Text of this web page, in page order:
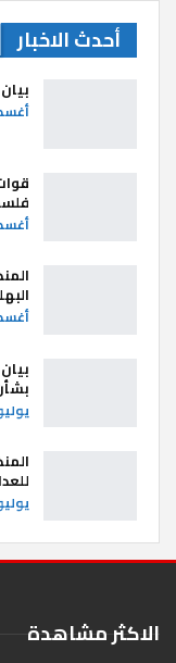
أحدث الاخبار
أغسطس
أغسطس
أغسطس
يوليو 28,
يوليو 28,
الاكثر مشاهدة